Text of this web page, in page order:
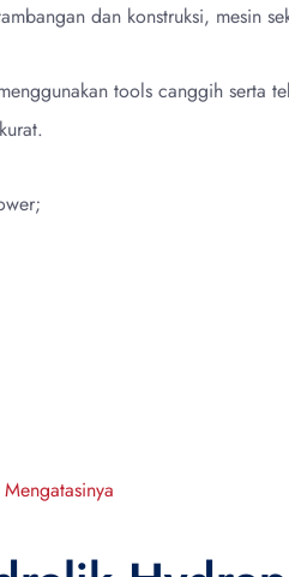
dan konstruksi, mesin
tools canggih serta